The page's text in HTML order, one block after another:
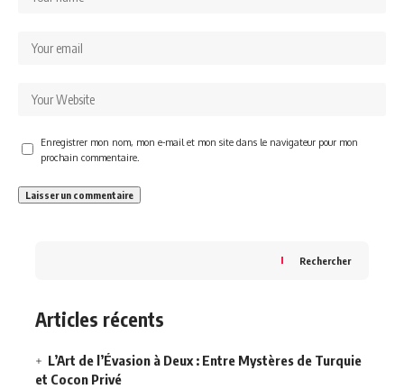
Enregistrer mon nom, mon e-mail et mon site dans le navigateur pour mon
prochain commentaire.
Rechercher
Articles récents
L’Art de l’Évasion à Deux : Entre Mystères de Turquie
et Cocon Privé